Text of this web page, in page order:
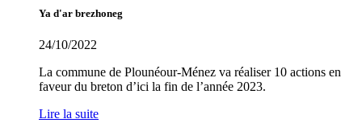
Ya d'ar brezhoneg
24/10/2022
La commune de Plounéour-Ménez va réaliser 10 actions en
faveur du breton d’ici la fin de l’année 2023.
Lire la suite